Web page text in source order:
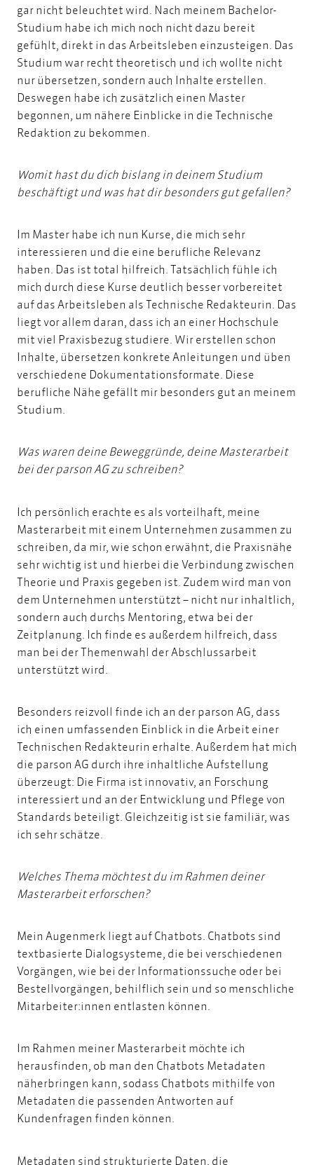
gar nicht beleuchtet wird. Nach meinem Bachelor-
Studium habe ich mich noch nicht dazu bereit
gefühlt, direkt in das Arbeitsleben einzusteigen. Das
Studium war recht theoretisch und ich wollte nicht
nur übersetzen, sondern auch Inhalte erstellen.
Deswegen habe ich zusätzlich einen Master
begonnen, um nähere Einblicke in die Technische
Redaktion zu bekommen.
Womit hast du dich bislang in deinem Studium
beschäftigt und was hat dir besonders gut gefallen?
Im Master habe ich nun Kurse, die mich sehr
interessieren und die eine berufliche Relevanz
haben. Das ist total hilfreich. Tatsächlich fühle ich
mich durch diese Kurse deutlich besser vorbereitet
auf das Arbeitsleben als Technische Redakteurin. Das
liegt vor allem daran, dass ich an einer Hochschule
mit viel Praxisbezug studiere. Wir erstellen schon
Inhalte, übersetzen konkrete Anleitungen und üben
verschiedene Dokumentationsformate. Diese
berufliche Nähe gefällt mir besonders gut an meinem
Studium.
Was waren deine Beweggründe, deine Masterarbeit
bei der parson AG zu schreiben?
Ich persönlich erachte es als vorteilhaft, meine
Masterarbeit mit einem Unternehmen zusammen zu
schreiben, da mir, wie schon erwähnt, die Praxisnähe
sehr wichtig ist und hierbei die Verbindung zwischen
Theorie und Praxis gegeben ist. Zudem wird man von
dem Unternehmen unterstützt – nicht nur inhaltlich,
sondern auch durchs Mentoring , etwa bei der
Zeitplanung. Ich finde es außerdem hilfreich, dass
man bei der Themenwahl der Abschlussarbeit
unterstützt wird.
Besonders reizvoll finde ich an der parson AG, dass
ich einen umfassenden Einblick in die Arbeit einer
Technischen Redakteurin erhalte. Außerdem hat mich
die parson AG durch ihre inhaltliche Aufstellung
überzeugt: Die Firma ist innovativ, an Forschung
interessiert und an der Entwicklung und Pflege von
Standards beteiligt. Gleichzeitig ist sie familiär, was
ich sehr schätze.
Welches Thema möchtest du im Rahmen deiner
Masterarbeit erforschen?
Mein Augenmerk liegt auf Chatbots. Chatbots sind
textbasierte Dialogsysteme, die bei verschiedenen
Vorgängen, wie bei der Informationssuche oder bei
Bestellvorgängen, behilflich sein und so menschliche
Mitarbeiter:innen entlasten können.
Im Rahmen meiner Masterarbeit möchte ich
herausfinden, ob man den Chatbots Metadaten
näherbringen kann, sodass Chatbots mithilfe von
Metadaten die passenden Antworten auf
Kundenfragen finden können.
Metadaten sind strukturierte Daten, die